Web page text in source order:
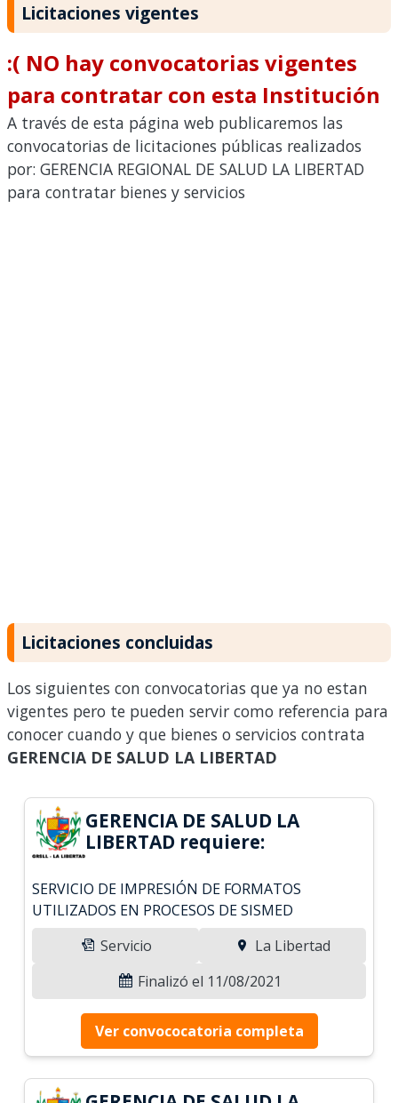
Licitaciones vigentes
:( NO hay convocatorias vigentes
para contratar con esta Institución
A través de esta página web publicaremos las
convocatorias de licitaciones públicas realizados
por: GERENCIA REGIONAL DE SALUD LA LIBERTAD
para contratar bienes y servicios
Licitaciones concluidas
Los siguientes con convocatorias que ya no estan
vigentes pero te pueden servir como referencia para
conocer cuando y que bienes o servicios contrata
GERENCIA DE SALUD LA LIBERTAD
GERENCIA DE SALUD LA
LIBERTAD requiere:
SERVICIO DE IMPRESIÓN DE FORMATOS
UTILIZADOS EN PROCESOS DE SISMED
Servicio
La Libertad
Finalizó el 11/08/2021
Ver convococatoria completa